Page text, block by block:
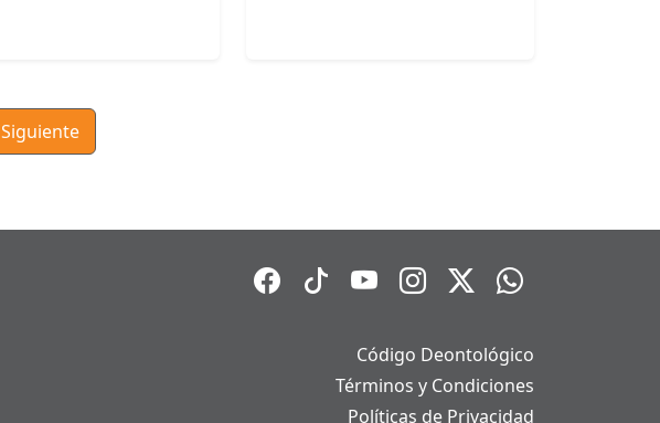
Siguiente
Código Deontológico
Términos y Condiciones
Políticas de Privacidad